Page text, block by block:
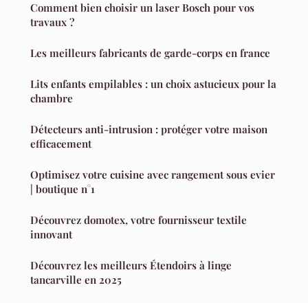
Comment bien choisir un laser Bosch pour vos
travaux ?
Les meilleurs fabricants de garde-corps en france
Lits enfants empilables : un choix astucieux pour la
chambre
Détecteurs anti-intrusion : protéger votre maison
efficacement
Optimisez votre cuisine avec rangement sous evier
| boutique n°1
Découvrez domotex, votre fournisseur textile
innovant
Découvrez les meilleurs Étendoirs à linge
tancarville en 2025